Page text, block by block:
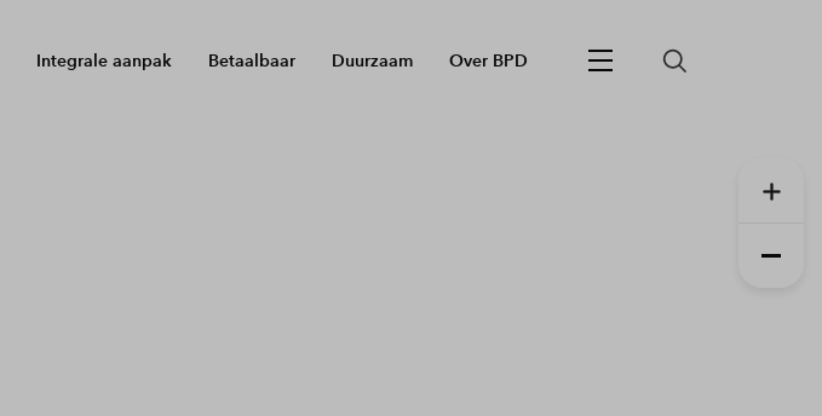
Integrale aanpak Betaalbaar Duurzaam Over BPD